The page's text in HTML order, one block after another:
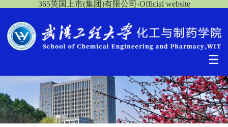
365英国上市(集团)有限公司-Official website